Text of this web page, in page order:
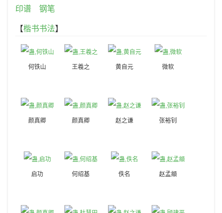
印谱
钢笔
【楷书书法】
何铁山 王羲之 黄自元 微软
颜真卿 颜真卿 赵之谦 张裕钊
启功 何绍基 佚名 赵孟頫